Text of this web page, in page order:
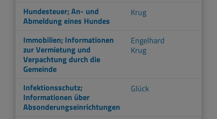
Hundesteuer; An- und
Abmeldung eines Hundes
Krug
Immobilien; Informationen
zur Vermietung und
Verpachtung durch die
Gemeinde
Engelhard
Krug
Infektionsschutz;
Informationen über
Absonderungseinrichtungen
Glück